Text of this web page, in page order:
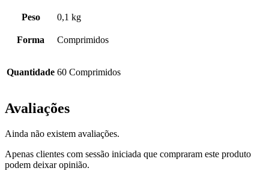
Peso 0,1 kg
Forma Comprimidos
Quantidade 60 Comprimidos
Avaliações
Ainda não existem avaliações.
Apenas clientes com sessão iniciada que compraram este produto
podem deixar opinião.